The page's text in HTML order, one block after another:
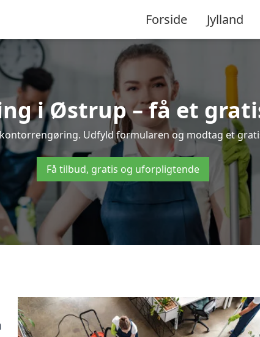
Forside Jylland
i Østrup – få et
Udfyld formularen og modtag et
Få tilbud, gratis og uforpligtende